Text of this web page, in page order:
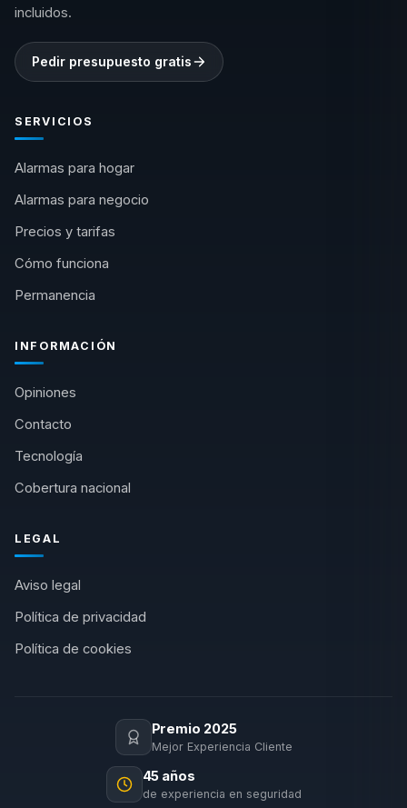
incluidos.
Pedir presupuesto gratis
SERVICIOS
Alarmas para hogar
Alarmas para negocio
Precios y tarifas
Cómo funciona
Permanencia
INFORMACIÓN
Opiniones
Contacto
Tecnología
Cobertura nacional
LEGAL
Aviso legal
Política de privacidad
Política de cookies
Premio 2025
Mejor Experiencia Cliente
45 años
de experiencia en seguridad